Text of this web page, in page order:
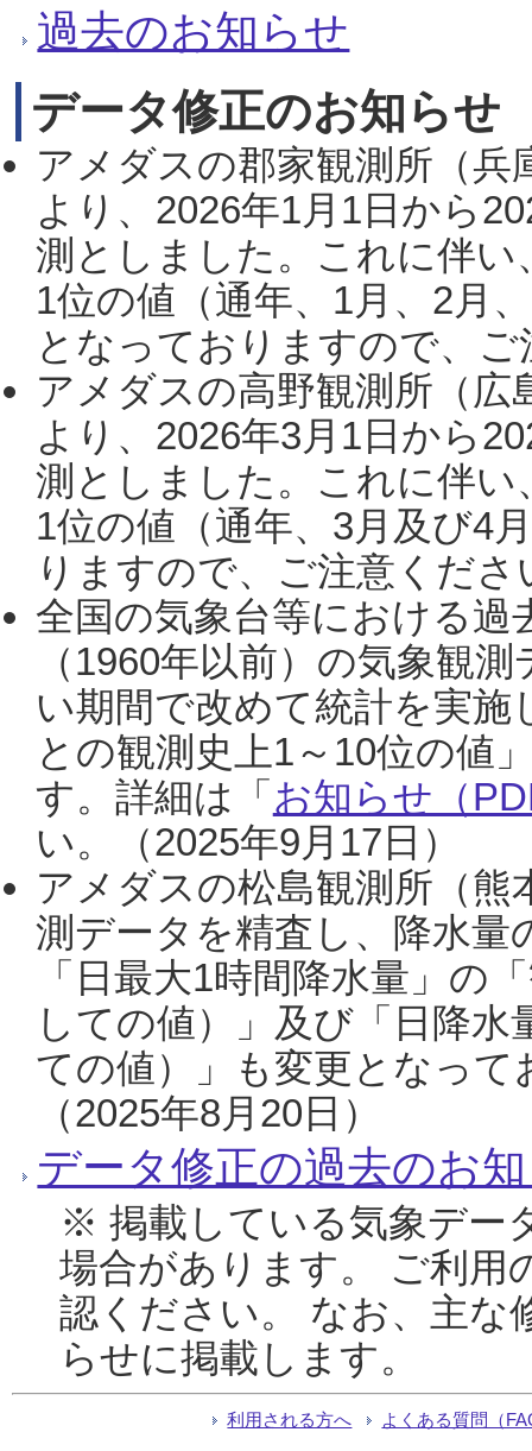
過去のお知らせ
データ修正のお知らせ
アメダスの郡家観測所（
より、2026年1月1日から
測としました。これに伴い
1位の値（通年、1月、2月
となっておりますので、
アメダスの高野観測所（
より、2026年3月1日から
測としました。これに伴い
1位の値（通年、3月及び4
りますので、ご注意くだ
全国の気象台等における過
（1960年以前）の気象観
い期間で改めて統計を実
との観測史上1～10位の値
す。詳細は「 お知らせ（
い。（2025年9月17日）
アメダスの松島観測所（熊
測データを精査し、降水
「日最大1時間降水量」の
しての値）」及び「日降
ての値）」も変更となっ
（2025年8月20日）
データ修正の過去のお
※ 掲載している気象デー
場合があります。 ご利用
認ください。 なお、主な
らせに掲載します。
利用される方へ よくある質問（